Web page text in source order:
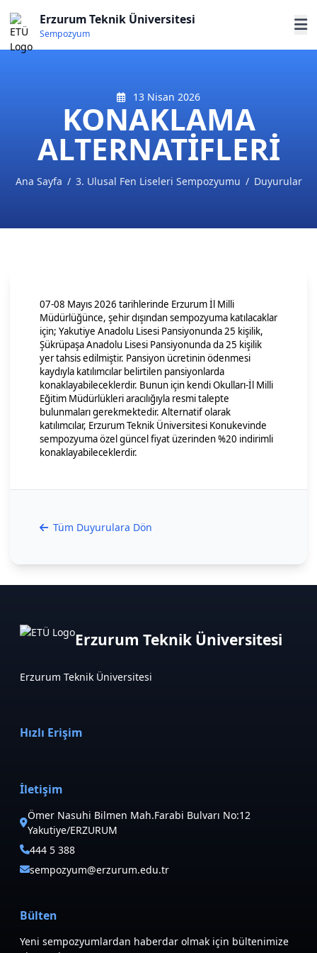
Erzurum Teknik Üniversitesi
Sempozyum
13 Nisan 2026
KONAKLAMA
ALTERNATİFLERİ
Ana Sayfa / 3. Ulusal Fen Liseleri Sempozyumu / Duyurular
07-08 Mayıs 2026 tarihlerinde Erzurum İl Milli
Müdürlüğünce, şehir dışından sempozyuma katılacaklar
için; Yakutiye Anadolu Lisesi Pansiyonunda 25 kişilik,
Şükrüpaşa Anadolu Lisesi Pansiyonunda da 25 kişilik
yer tahsis edilmiştir. Pansiyon ücretinin ödenmesi
kaydıyla katılımcılar belirtilen pansiyonlarda
konaklayabileceklerdir. Bunun için kendi Okulları-İl Milli
Eğitim Müdürlükleri aracılığıyla resmi talepte
bulunmaları gerekmektedir. Alternatif olarak
katılımcılar, Erzurum Teknik Üniversitesi Konukevinde
sempozyuma özel güncel fiyat üzerinden %20 indirimli
konaklayabileceklerdir.
Tüm Duyurulara Dön
Erzurum Teknik Üniversitesi
Erzurum Teknik Üniversitesi
Hızlı Erişim
İletişim
Ömer Nasuhi Bilmen Mah.Farabi Bulvarı No:12
Yakutiye/ERZURUM
444 5 388
sempozyum@erzurum.edu.tr
Bülten
Yeni sempozyumlardan haberdar olmak için bültenimize